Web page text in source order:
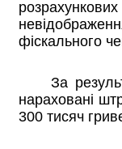
фіскального
За
нараховані
300 тисяч